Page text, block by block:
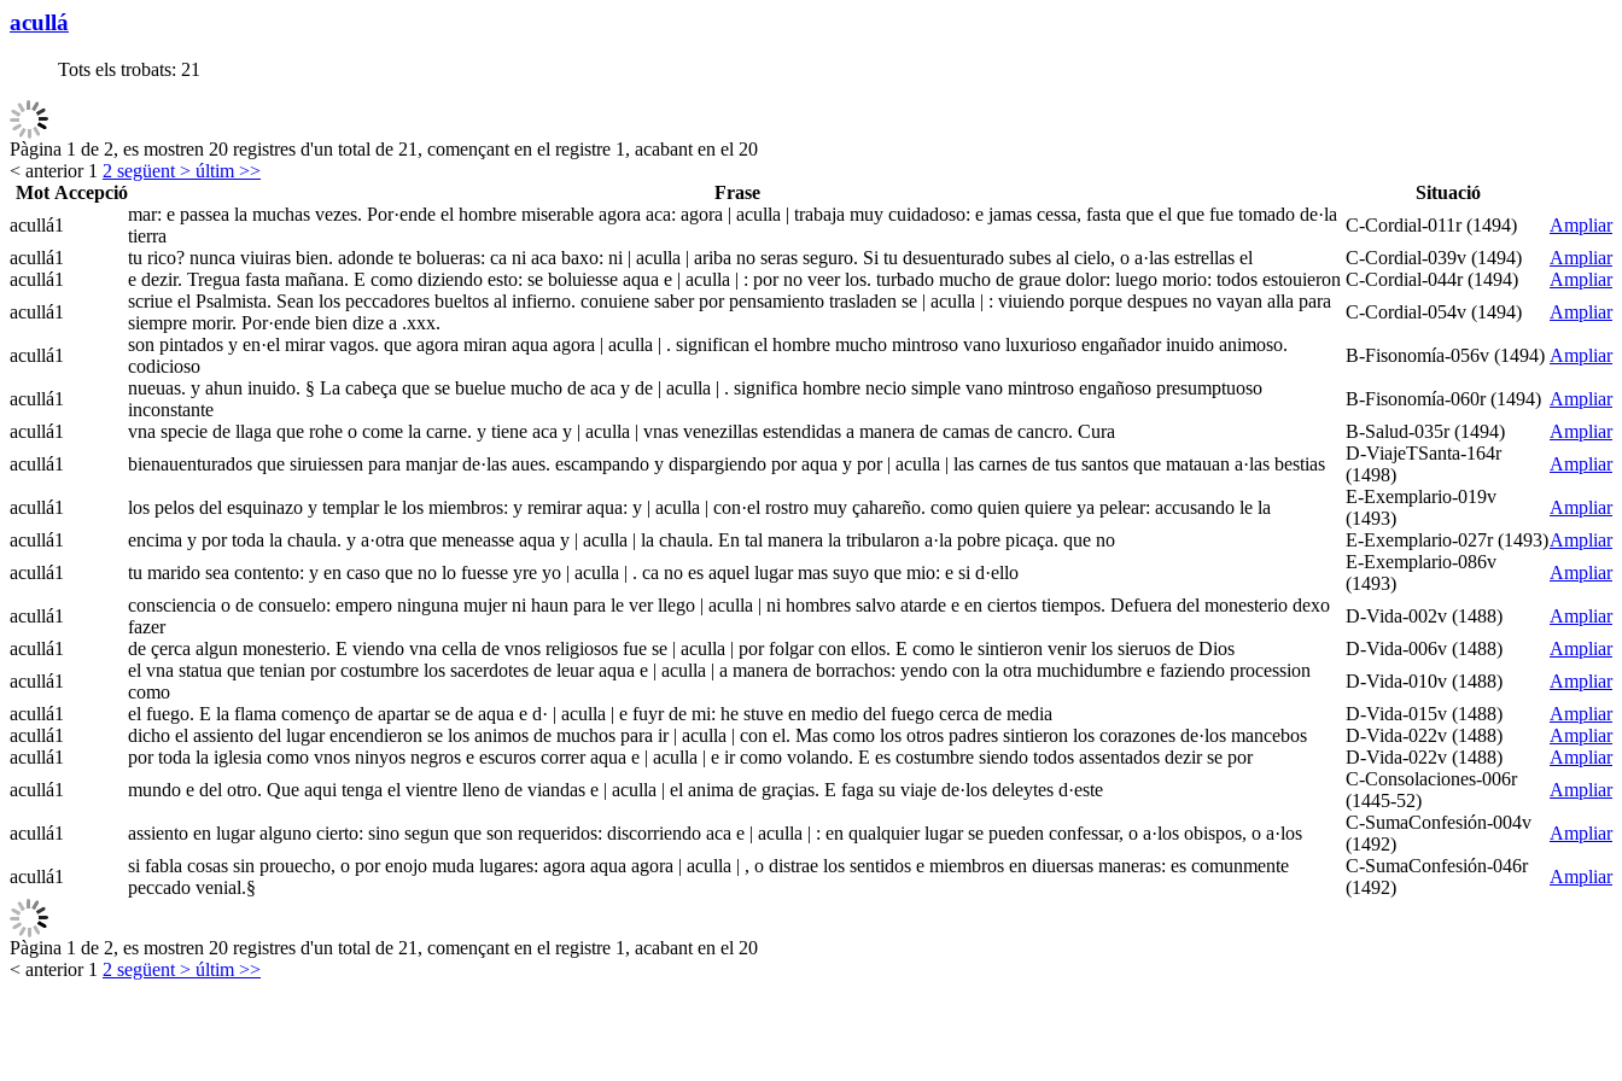
acullá
Tots els trobats: 21
Pàgina 1 de 2, es mostren 20 registres d'un total de 21, començant en el registre 1, acabant en el 20
< anterior 1 2 següent > últim >>
Mot Accepció Frase
Situació
acullá1
mar: e passea la muchas vezes. Por·ende el hombre miserable agora aca: agora | aculla | trabaja muy cuidadoso: e jamas cessa, fasta que el que fue tomado de·la
tierra
C-Cordial-011r (1494)
Ampliar
acullá1 tu rico? nunca viuiras bien. adonde te bolueras: ca ni aca baxo: ni | aculla | ariba no seras seguro. Si tu desuenturado subes al cielo, o a·las estrellas el C-Cordial-039v (1494)
Ampliar
acullá1 e dezir. Tregua fasta mañana. E como diziendo esto: se boluiesse aqua e | aculla | : por no veer los. turbado mucho de graue dolor: luego morio: todos estouieron C-Cordial-044r (1494)
Ampliar
acullá1
scriue el Psalmista. Sean los peccadores bueltos al infierno. conuiene saber por pensamiento trasladen se | aculla | : viuiendo porque despues no vayan alla para
siempre morir. Por·ende bien dize a .xxx.
C-Cordial-054v (1494) Ampliar
acullá1
son pintados y en·el mirar vagos. que agora miran aqua agora | aculla | . significan el hombre mucho mintroso vano luxurioso engañador inuido animoso.
codicioso
B-Fisonomía-056v (1494) Ampliar
acullá1
nueuas. y ahun inuido. § La cabeça que se buelue mucho de aca y de | aculla | . significa hombre necio simple vano mintroso engañoso presumptuoso
inconstante
B-Fisonomía-060r (1494) Ampliar
acullá1 vna specie de llaga que rohe o come la carne. y tiene aca y | aculla | vnas venezillas estendidas a manera de camas de cancro. Cura B-Salud-035r (1494)
Ampliar
acullá1 bienauenturados que siruiessen para manjar de·las aues. escampando y dispargiendo por aqua y por | aculla | las carnes de tus santos que matauan a·las bestias
D-ViajeTSanta-164r
(1498)
Ampliar
acullá1 los pelos del esquinazo y templar le los miembros: y remirar aqua: y | aculla | con·el rostro muy çahareño. como quien quiere ya pelear: accusando le la
E-Exemplario-019v
(1493)
Ampliar
acullá1 encima y por toda la chaula. y a·otra que meneasse aqua y | aculla | la chaula. En tal manera la tribularon a·la pobre picaça. que no E-Exemplario-027r (1493)Ampliar
acullá1 tu marido sea contento: y en caso que no lo fuesse yre yo | aculla | . ca no es aquel lugar mas suyo que mio: e si d·ello
E-Exemplario-086v
(1493)
Ampliar
acullá1
consciencia o de consuelo: empero ninguna mujer ni haun para le ver llego | aculla | ni hombres salvo atarde e en ciertos tiempos. Defuera del monesterio dexo
fazer
D-Vida-002v (1488)
Ampliar
acullá1 de çerca algun monesterio. E viendo vna cella de vnos religiosos fue se | aculla | por folgar con ellos. E como le sintieron venir los sieruos de Dios D-Vida-006v (1488)
Ampliar
acullá1
el vna statua que tenian por costumbre los sacerdotes de leuar aqua e | aculla | a manera de borrachos: yendo con la otra muchidumbre e faziendo procession
como
D-Vida-010v (1488)
Ampliar
acullá1 el fuego. E la flama començo de apartar se de aqua e d· | aculla | e fuyr de mi: he stuve en medio del fuego cerca de media D-Vida-015v (1488)
Ampliar
acullá1 dicho el assiento del lugar encendieron se los animos de muchos para ir | aculla | con el. Mas como los otros padres sintieron los corazones de·los mancebos D-Vida-022v (1488)
Ampliar
acullá1 por toda la iglesia como vnos ninyos negros e escuros correr aqua e | aculla | e ir como volando. E es costumbre siendo todos assentados dezir se por D-Vida-022v (1488)
Ampliar
acullá1 mundo e del otro. Que aqui tenga el vientre lleno de viandas e | aculla | el anima de graçias. E faga su viaje de·los deleytes d·este
C-Consolaciones-006r
(1445-52)
Ampliar
acullá1 assiento en lugar alguno cierto: sino segun que son requeridos: discorriendo aca e | aculla | : en qualquier lugar se pueden confessar, o a·los obispos, o a·los
C-SumaConfesión-004v
(1492)
Ampliar
acullá1
si fabla cosas sin prouecho, o por enojo muda lugares: agora aqua agora | aculla | , o distrae los sentidos e miembros en diuersas maneras: es comunmente
peccado venial.§
C-SumaConfesión-046r
(1492)
Ampliar
Pàgina 1 de 2, es mostren 20 registres d'un total de 21, començant en el registre 1, acabant en el 20
< anterior 1 2 següent > últim >>